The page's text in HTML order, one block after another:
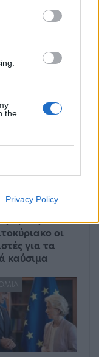
the
Privacy Policy
Η αιτία
ξαφνικού θανάτου
το
οι
για τα
καύσιμα